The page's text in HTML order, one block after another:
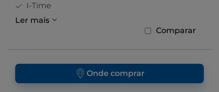
I-Time
Ler mais
Comparar
Onde comprar